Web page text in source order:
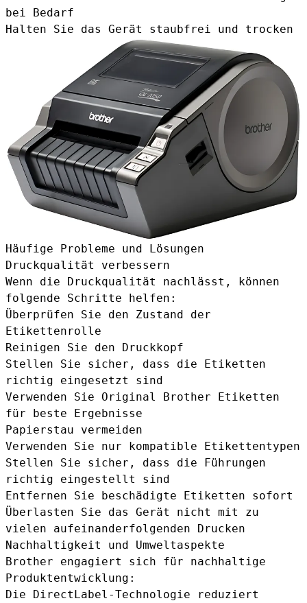
bei Bedarf
Halten Sie das Gerät staubfrei und trocken
Häufige Probleme und Lösungen
Druckqualität verbessern
Wenn die Druckqualität nachlässt, können
folgende Schritte helfen:
Überprüfen Sie den Zustand der
Etikettenrolle
Reinigen Sie den Druckkopf
Stellen Sie sicher, dass die Etiketten
richtig eingesetzt sind
Verwenden Sie Original Brother Etiketten
für beste Ergebnisse
Papierstau vermeiden
Verwenden Sie nur kompatible Etikettentypen
Stellen Sie sicher, dass die Führungen
richtig eingestellt sind
Entfernen Sie beschädigte Etiketten sofort
Überlasten Sie das Gerät nicht mit zu
vielen aufeinanderfolgenden Drucken
Nachhaltigkeit und Umweltaspekte
Brother engagiert sich für nachhaltige
Produktentwicklung:
Die DirectLabel-Technologie reduziert